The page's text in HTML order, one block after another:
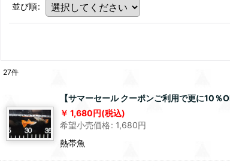
並び順:
27件
【サマーセール クーポンご利用で更に10
1,680円(税込)
希望小売価格: 1,680円
熱帯魚